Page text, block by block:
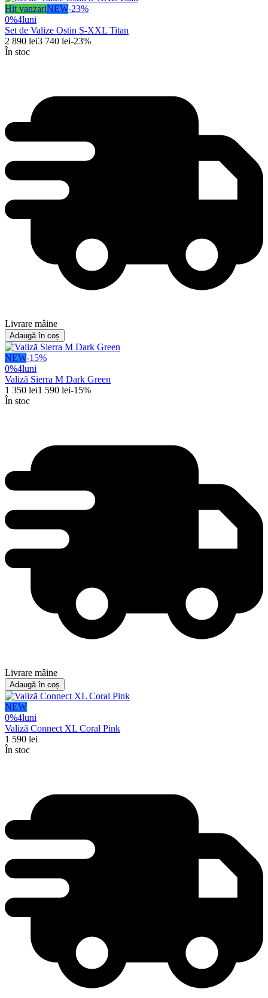
Hit vanzariNEW-23%
0%4luni
Set de Valize Ostin S-XXL Titan
2 890 lei3 740 lei-23%
În stoc
Livrare mâine
Adaugă în coș
NEW-15%
0%4luni
Valiză Sierra M Dark Green
1 350 lei1 590 lei-15%
În stoc
Livrare mâine
Adaugă în coș
NEW
0%4luni
Valiză Connect XL Coral Pink
1 590 lei
În stoc